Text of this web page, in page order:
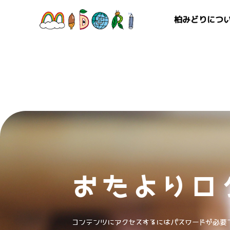
柏みどりにつ
おたよりロ
コンテンツにアクセスするにはパスワードが必要